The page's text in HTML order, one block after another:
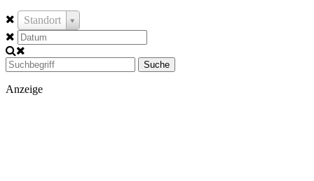
Standort
Suche
Anzeige